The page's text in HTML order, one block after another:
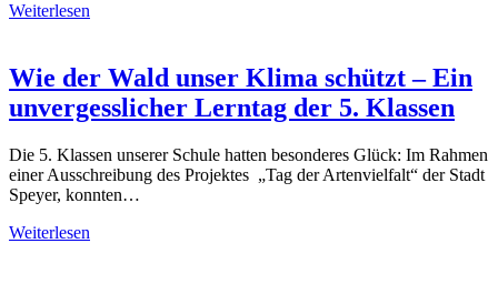
Weiterlesen
Wie der Wald unser Klima schützt – Ein
unvergesslicher Lerntag der 5. Klassen
Die 5. Klassen unserer Schule hatten besonderes Glück: Im Rahmen
einer Ausschreibung des Projektes „Tag der Artenvielfalt“ der Stadt
Speyer, konnten…
Weiterlesen